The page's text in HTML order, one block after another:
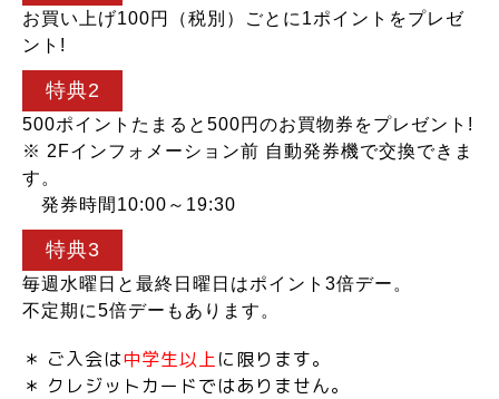
お買い上げ100円（税別）ごとに1ポイントをプレゼ
ント!
特典2
500ポイントたまると500円のお買物券をプレゼント!
※ 2Fインフォメーション前 自動発券機で交換できま
す。
発券時間10:00～19:30
特典3
毎週水曜日と最終日曜日はポイント3倍デー。
不定期に5倍デーもあります。
＊ ご入会は中学生以上 に限ります。
＊ クレジットカードではありません。